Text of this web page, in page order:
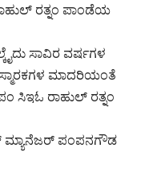
ರತ್ನಂ ಪಾಂಡೆಯ
ಸಾವಿರ ವರ್ಷಗಳ
ಮಾದರಿಯಂತೆ
ಸಿಇಓ ರಾಹುಲ್ ರತ್ನಂ
ಮ್ಯಾನೆಜರ್ ಪಂಪನಗೌಡ